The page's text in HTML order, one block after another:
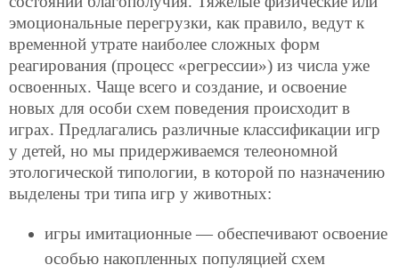
эмоциональные перегрузки, как правило, ведут к
временной утрате наиболее сложных форм
реагирования (процесс «регрессии») из числа уже
освоенных. Чаще всего и создание, и освоение
новых для особи схем поведения происходит в
играх. Предлагались различные классификации игр
у детей, но мы придерживаемся телеономной
этологической типологии, в которой по назначению
выделены три типа игр у животных:
игры имитационные — обеспечивают освоение
особью накопленных популяцией схем